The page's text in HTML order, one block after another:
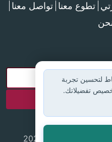
تطوع معنا تواصل معنا
أون لاين © 2025
لتحسين تجربة
تفضيلاتك.